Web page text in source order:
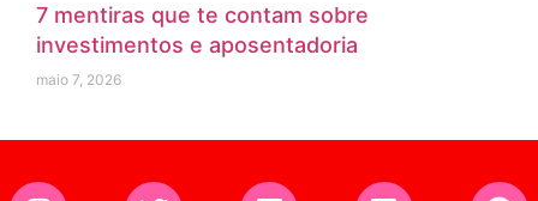
7 mentiras que te contam sobre
investimentos e aposentadoria
maio 7, 2026